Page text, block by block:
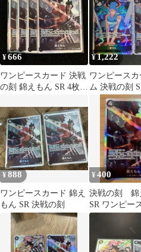
¥666
ワンピースカード 決戦
の刻 錦えもん SR 4枚セ
¥1,222
ワンピース
ム 決戦の刻
錦えもん セ
¥888
ワンピースカード 錦え
もん SR 決戦の刻
¥400
決戦の刻
SR ワンピー